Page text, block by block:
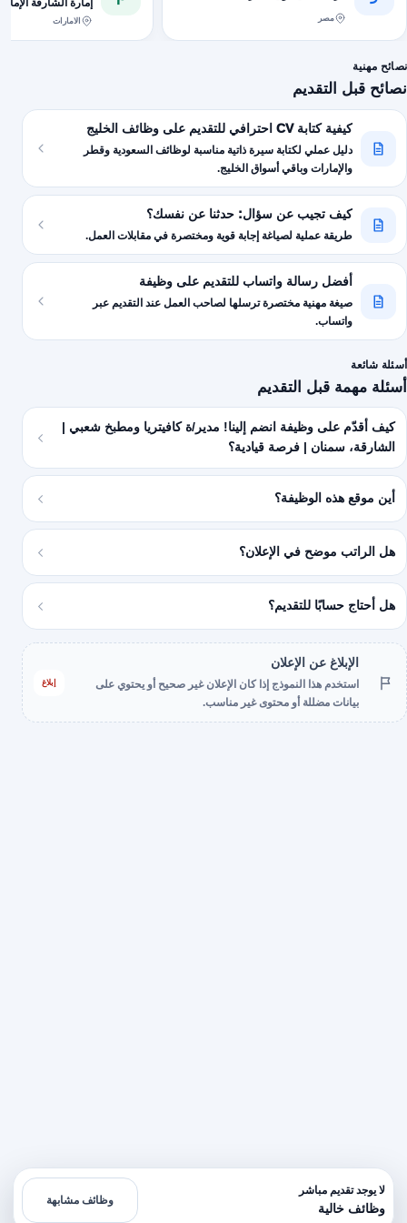
مصر
إمارة الشارقة
الامارات
نصائح مهنية
نصائح قبل التقديم
كيفية كتابة CV احترافي للتقديم على وظائف الخليج
دليل عملي لكتابة سيرة ذاتية مناسبة لوظائف السعودية وقطر
والإمارات وباقي أسواق الخليج.
كيف تجيب عن سؤال: حدثنا عن نفسك؟
طريقة عملية لصياغة إجابة قوية ومختصرة في مقابلات العمل.
أفضل رسالة واتساب للتقديم على وظيفة
صيغة مهنية مختصرة ترسلها لصاحب العمل عند التقديم عبر
واتساب.
أسئلة شائعة
أسئلة مهمة قبل التقديم
كيف أقدّم على وظيفة انضم إلينا! مدير/ة كافيتريا ومطبخ شعبي |
الشارقة، سمنان | فرصة قيادية؟
أين موقع هذه الوظيفة؟
هل الراتب موضح في الإعلان؟
هل أحتاج حسابًا للتقديم؟
الإبلاغ عن الإعلان
استخدم هذا النموذج إذا كان الإعلان غير صحيح أو يحتوي على
بيانات مضللة أو محتوى غير مناسب.
إبلاغ
لا يوجد تقديم مباشر
وظائف خالية
وظائف مشابهة